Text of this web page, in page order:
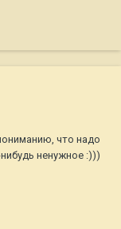
что надо
ненужное :)))